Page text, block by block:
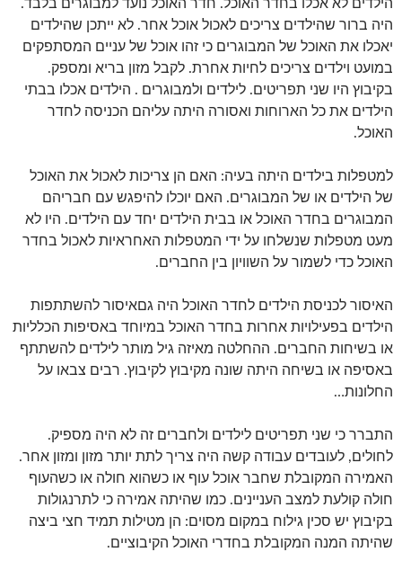
הילדים לא אכלו בחדר האוכל. חדר האוכל נועד למבוגרים בלבד.
היה ברור שהילדים צריכים לאכול אוכל אחר. לא ייתכן שהילדים
יאכלו את האוכל של המבוגרים כי זהו אוכל של עניים המסתפקים
במועט וילדים צריכים לחיות אחרת. לקבל מזון בריא ומספק.
בקיבוץ היו שני תפריטים. לילדים ולמבוגרים . הילדים אכלו בבתי
הילדים את כל הארוחות ואסורה היתה עליהם הכניסה לחדר
האוכל.
למטפלות בילדים היתה בעיה: האם הן צריכות לאכול את האוכל
של הילדים או של המבוגרים. האם יוכלו להיפגש עם חבריהם
המבוגרים בחדר האוכל או בבית הילדים יחד עם הילדים. היו לא
מעט מטפלות שנשלחו על ידי המטפלות האחראיות לאכול בחדר
האוכל כדי לשמור על השוויון בין החברים.
האיסור לכניסת הילדים לחדר האוכל היה גםאיסור להשתתפות
הילדים בפעילויות אחרות בחדר האוכל במיוחד באסיפות הכלליות
או בשיחות החברים. ההחלטה מאיזה גיל מותר לילדים להשתתף
באסיפה או בשיחה היתה שונה מקיבוץ לקיבוץ. רבים צבאו על
החלונות…
התברר כי שני תפריטים לילדים ולחברים זה לא היה מספיק.
לחולים, לעובדים עבודה קשה היה צריך לתת יותר מזון ומזון אחר.
האמירה המקובלת שחבר אוכל עוף או כשהוא חולה או כשהעוף
חולה קולעת למצב העניינים. כמו שהיתה אמירה כי לתרנגולות
בקיבוץ יש סכין גילוח במקום מסוים: הן מטילות תמיד חצי ביצה
שהיתה המנה המקובלת בחדרי האוכל הקיבוציים.